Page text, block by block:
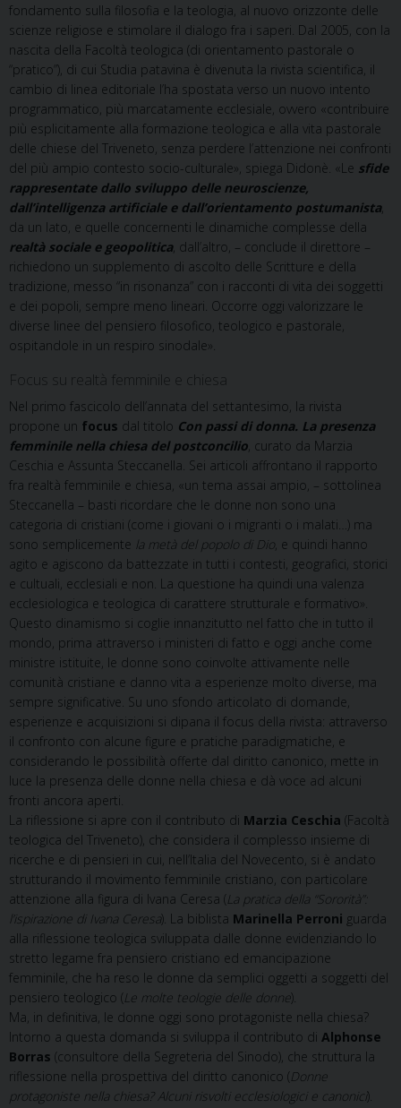
fondamento sulla filosofia e la teologia, al nuovo orizzonte delle
scienze religiose e stimolare il dialogo fra i saperi. Dal 2005, con la
nascita della Facoltà teologica (di orientamento pastorale o
“pratico”), di cui Studia patavina è divenuta la rivista scientifica, il
cambio di linea editoriale l’ha spostata verso un nuovo intento
programmatico, più marcatamente ecclesiale, ovvero «contribuire
più esplicitamente alla formazione teologica e alla vita pastorale
delle chiese del Triveneto, senza perdere l’attenzione nei confronti
del più ampio contesto socio-culturale», spiega Didonè. «Le sfide
rappresentate dallo sviluppo delle neuroscienze,
dall’intelligenza artificiale e dall’orientamento postumanista,
da un lato, e quelle concernenti le dinamiche complesse della
realtà sociale e geopolitica, dall’altro, – conclude il direttore –
richiedono un supplemento di ascolto delle Scritture e della
tradizione, messo “in risonanza” con i racconti di vita dei soggetti
e dei popoli, sempre meno lineari. Occorre oggi valorizzare le
diverse linee del pensiero filosofico, teologico e pastorale,
ospitandole in un respiro sinodale».
Focus su realtà femminile e chiesa
Nel primo fascicolo dell’annata del settantesimo, la rivista
propone un focus dal titolo Con passi di donna. La presenza
femminile nella chiesa del postconcilio, curato da Marzia
Ceschia e Assunta Steccanella. Sei articoli affrontano il rapporto
fra realtà femminile e chiesa, «un tema assai ampio, – sottolinea
Steccanella – basti ricordare che le donne non sono una
categoria di cristiani (come i giovani o i migranti o i malati…) ma
sono semplicemente la metà del popolo di Dio, e quindi hanno
agito e agiscono da battezzate in tutti i contesti, geografici, storici
e cultuali, ecclesiali e non. La questione ha quindi una valenza
ecclesiologica e teologica di carattere strutturale e formativo».
Questo dinamismo si coglie innanzitutto nel fatto che in tutto il
mondo, prima attraverso i ministeri di fatto e oggi anche come
ministre istituite, le donne sono coinvolte attivamente nelle
comunità cristiane e danno vita a esperienze molto diverse, ma
sempre significative. Su uno sfondo articolato di domande,
esperienze e acquisizioni si dipana il focus della rivista: attraverso
il confronto con alcune figure e pratiche paradigmatiche, e
considerando le possibilità offerte dal diritto canonico, mette in
luce la presenza delle donne nella chiesa e dà voce ad alcuni
fronti ancora aperti.
La riflessione si apre con il contributo di Marzia Ceschia (Facoltà
teologica del Triveneto), che considera il complesso insieme di
ricerche e di pensieri in cui, nell’Italia del Novecento, si è andato
strutturando il movimento femminile cristiano, con particolare
attenzione alla figura di Ivana Ceresa (La pratica della “Sororità”:
l’ispirazione di Ivana Ceresa). La biblista Marinella Perroni guarda
alla riflessione teologica sviluppata dalle donne evidenziando lo
stretto legame fra pensiero cristiano ed emancipazione
femminile, che ha reso le donne da semplici oggetti a soggetti del
pensiero teologico (Le molte teologie delle donne).
Ma, in definitiva, le donne oggi sono protagoniste nella chiesa?
Intorno a questa domanda si sviluppa il contributo di Alphonse
Borras (consultore della Segreteria del Sinodo), che struttura la
riflessione nella prospettiva del diritto canonico (Donne
protagoniste nella chiesa? Alcuni risvolti ecclesiologici e canonici).